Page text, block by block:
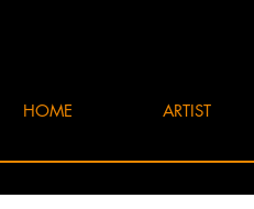
HOME ARTIST